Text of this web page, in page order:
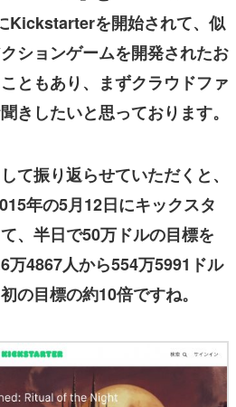
Kickstarterを開始されて、似
ションゲームを開発されたお
ともあり、まずクラウドファ
きしたいと思っております。
て振り返らせていただくと、
年の5月12日にキックスタ
、半日で50万ドルの目標を
万4867人から554万5991ドル
の目標の約10倍ですね。